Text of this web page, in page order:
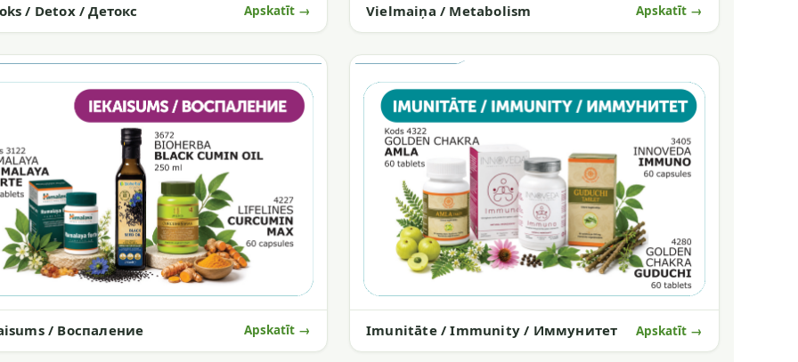
/ Detox / Детокс Apskatīt → Vielmaiņa / Metabolism Apskatīt →
/ Воспаление Apskatīt → Imunitāte / Immunity / Иммунитет Apskatīt →